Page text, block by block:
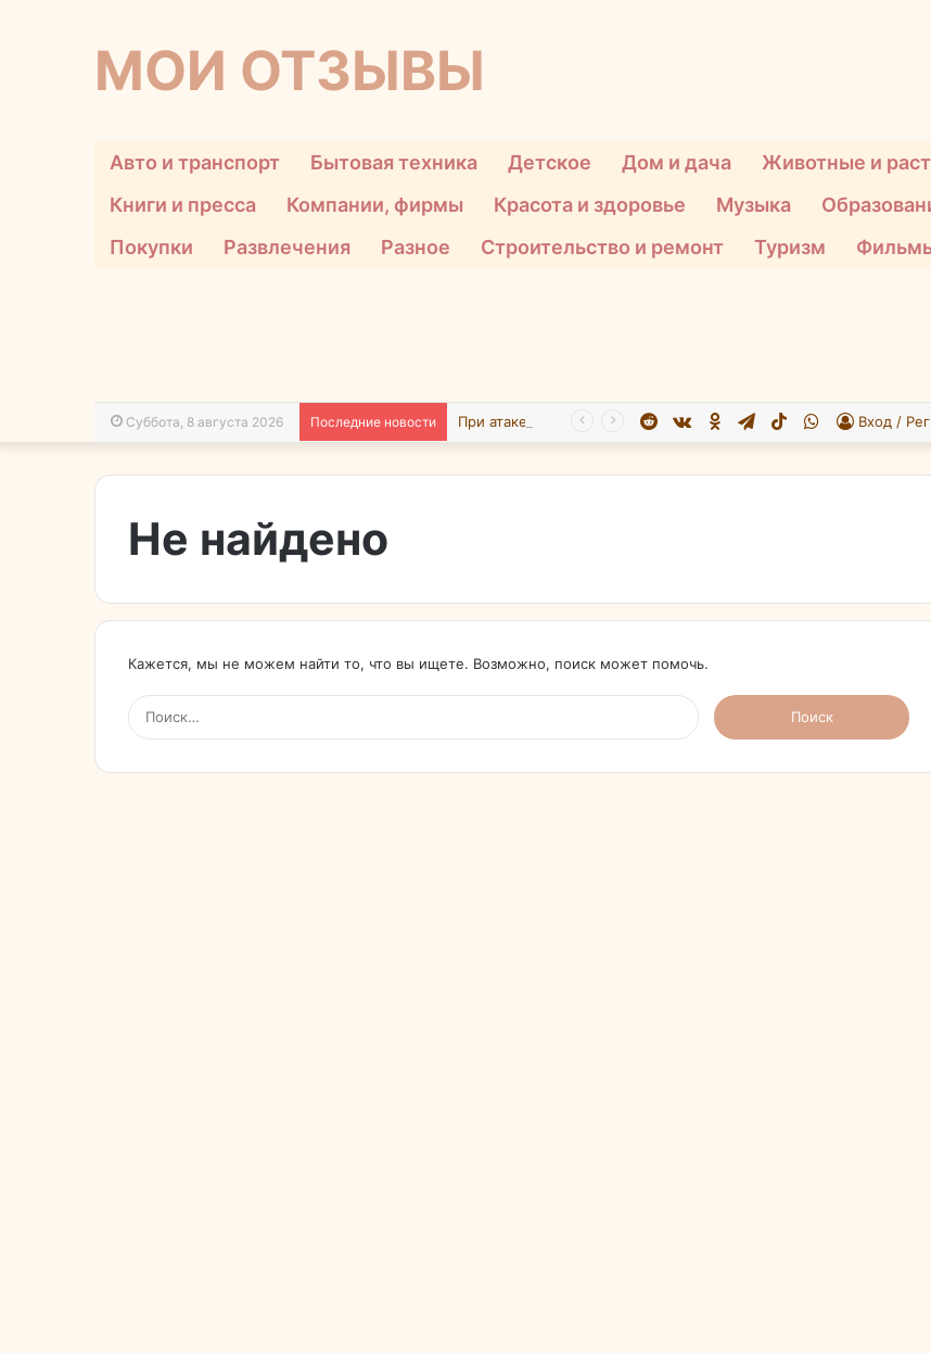
МОИ ОТЗЫВЫ
Авто и транспорт Бытовая техника Детское Дом и дача Животные и
Книги и пресса
Компании, фирмы Красота и здоровье Музыка
Покупки
Развлечения Разное Строительство и ремонт Туризм
Суббота, 8 августа 2026 Последние новости Вход /
WhatsApp
TikTok
Telegram
Одноклассники
vk.com
Reddit
Не найдено
Кажется, мы не можем найти то, что вы ищете. Возможно, поиск может помочь.
Найти: